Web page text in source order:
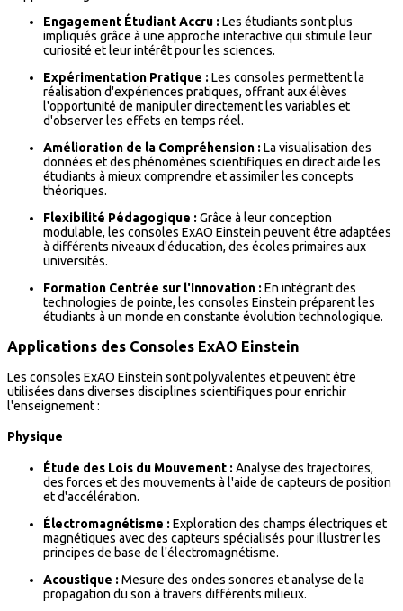
Engagement Étudiant Accru : Les étudiants sont plus
impliqués grâce à une approche interactive qui stimule leur
curiosité et leur intérêt pour les sciences.
Expérimentation Pratique : Les consoles permettent la
réalisation d'expériences pratiques, offrant aux élèves
l'opportunité de manipuler directement les variables et
d'observer les effets en temps réel.
Amélioration de la Compréhension : La visualisation des
données et des phénomènes scientifiques en direct aide les
étudiants à mieux comprendre et assimiler les concepts
théoriques.
Flexibilité Pédagogique : Grâce à leur conception
modulable, les consoles ExAO Einstein peuvent être adaptées
à différents niveaux d'éducation, des écoles primaires aux
universités.
Formation Centrée sur l'Innovation : En intégrant des
technologies de pointe, les consoles Einstein préparent les
étudiants à un monde en constante évolution technologique.
Applications des Consoles ExAO Einstein
Les consoles ExAO Einstein sont polyvalentes et peuvent être
utilisées dans diverses disciplines scientifiques pour enrichir
l'enseignement :
Physique
Étude des Lois du Mouvement : Analyse des trajectoires,
des forces et des mouvements à l'aide de capteurs de position
et d'accélération.
Électromagnétisme : Exploration des champs électriques et
magnétiques avec des capteurs spécialisés pour illustrer les
principes de base de l'électromagnétisme.
Acoustique : Mesure des ondes sonores et analyse de la
propagation du son à travers différents milieux.